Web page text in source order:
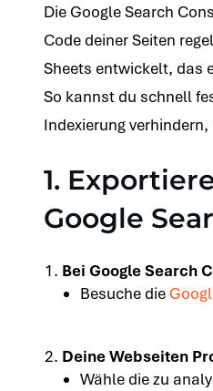
Die Google Search
Code deiner Seiten
Sheets entwickelt, das
So kannst du schnell
Indexierung
1.
Google
Bei Google Search
Besuche die
Deine Webseiten
Wähle die zu